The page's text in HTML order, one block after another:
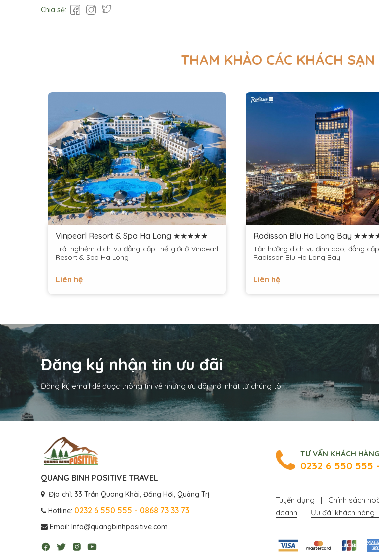
Chia sẻ:
THAM KHẢO CÁC KHÁCH
Vinpearl Resort & Spa Ha Long ★★★★★
Trải nghiệm dịch vụ đẳng cấp thế giới ở Vinpearl
Resort & Spa Ha Long
Liên hệ
Radisson Blu Ha Long Bay
Tận hưởng dịch vụ đỉnh cao, đẳng
Radisson Blu Ha Long Bay
Liên hệ
Đăng ký nhận tin ưu đãi
Đăng ký email để được thông tin về những ưu đãi mới nhất từ chúng tôi
QUANG BINH POSITIVE TRAVEL
Địa chỉ: 33 Trần Quang Khải, Đồng Hới, Quảng Trị
Hotline: 0232 6 550 555 - 0868 73 33 73
Email: Info@quangbinhpositive.com
TƯ VẤN KHÁCH HÀNG
0232 6 550 555
Tuyển dụng | Chính sách
doanh
| Ưu đãi khách hàng